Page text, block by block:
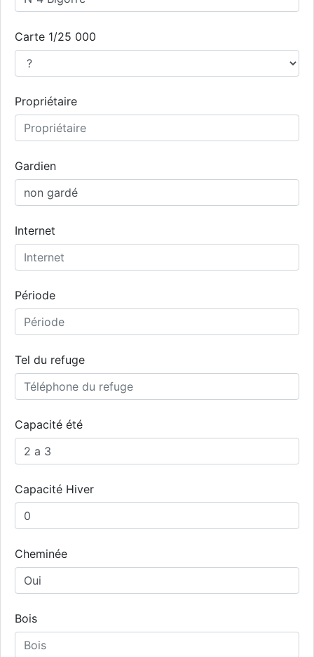
Carte 1/25 000
Propriétaire
Gardien
Internet
Période
Tel du refuge
Capacité été
Capacité Hiver
Cheminée
Bois